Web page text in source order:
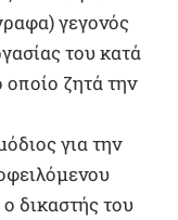
γεγονός
του κατά
οποίο ζητά την
για την
ο δικαστής του